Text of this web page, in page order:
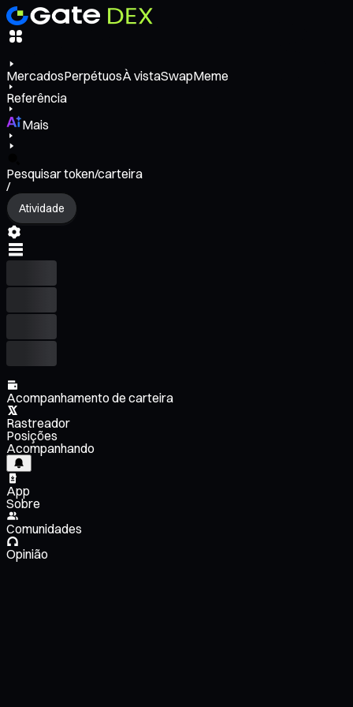
MercadosPerpétuosÀ vistaSwapMeme
Referência
Mais
Pesquisar token/carteira
/
Atividade
Acompanhamento de carteira
Rastreador
Posições
Acompanhando
App
Sobre
Comunidades
Opinião